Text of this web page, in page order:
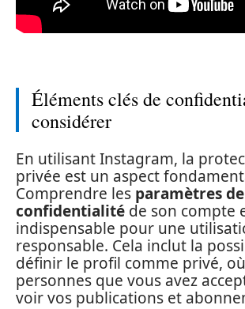
Éléments clés de
considérer
En utilisant Instagram, la
privée est un aspect
Comprendre les paramètres de
confidentialité de son compte
indispensable pour une
responsable. Cela inclut la
définir le profil comme privé,
personnes que vous avez
voir vos publications et